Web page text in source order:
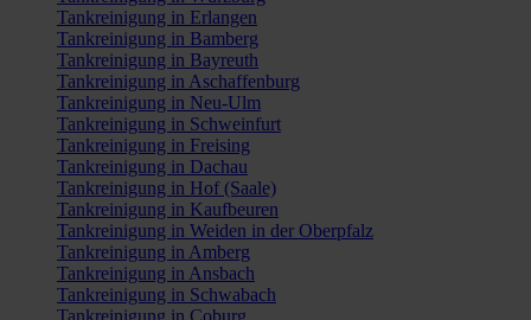
Tankreinigung in Erlangen
Tankreinigung in Bamberg
Tankreinigung in Bayreuth
Tankreinigung in Aschaffenburg
Tankreinigung in Neu-Ulm
Tankreinigung in Schweinfurt
Tankreinigung in Freising
Tankreinigung in Dachau
Tankreinigung in Hof (Saale)
Tankreinigung in Kaufbeuren
Tankreinigung in Weiden in der Oberpfalz
Tankreinigung in Amberg
Tankreinigung in Ansbach
Tankreinigung in Schwabach
Tankreinigung in Coburg